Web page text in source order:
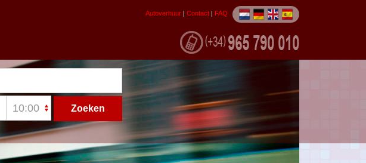
Autoverhuur | Contact | FAQ